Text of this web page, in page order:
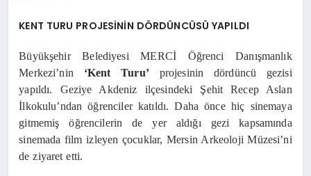
KENT TURU PROJESİNİN DÖRDÜNCÜSÜ YAPILDI
Büyükşehir Belediyesi MERCİ Öğrenci Danışmanlık
Merkezi’nin ‘Kent Turu’projesinin dördüncü gezisi
yapıldı. Geziye Akdeniz ilçesindeki Şehit Recep Aslan
İlkokulu’ndan öğrenciler katıldı. Daha önce hiç sinemaya
gitmemiş öğrencilerin de yer aldığı gezi kapsamında
sinemada film izleyen çocuklar, Mersin Arkeoloji Müzesi’ni
de ziyaret etti.